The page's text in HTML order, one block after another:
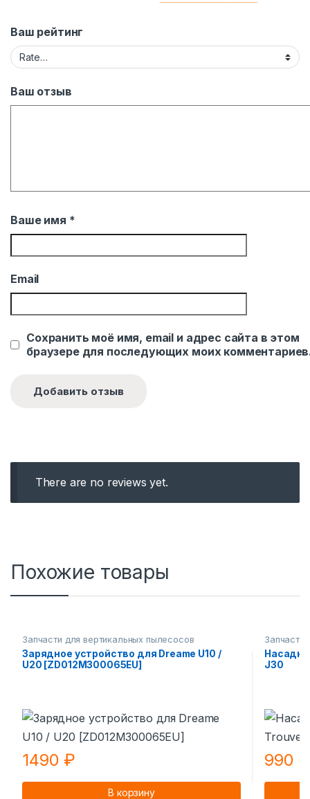
Ваш рейтинг
Ваш отзыв
Ваше имя *
Email
Сохранить моё имя, email и адрес сайта в этом
браузере для последующих моих
There are no reviews yet.
Похожие товары
Запчасти для вертикальных пылесосов
Зарядное устройство для Dreame U10 /
U20 [ZD012M300065EU]
1490₽
В корзину
Запчасти
J30
990 ₽